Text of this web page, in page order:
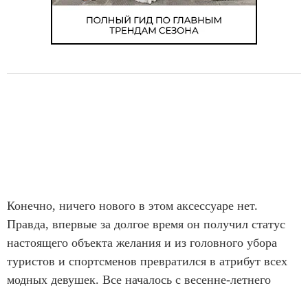
Конечно, ничего нового в этом аксессуаре нет.
Правда, впервые за долгое время он получил статус
настоящего объекта желания и из головного убора
туристов и спортсменов превратился в атрибут всех
модных девушек. Все началось с весенне-летнего